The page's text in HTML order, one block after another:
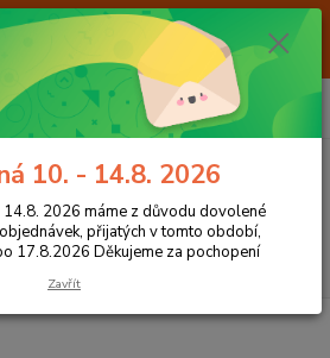
z důvodu dovolené ZAVŘENO. Expedice
období, proběhne v týdnu po 17.8.2026
za pochopení
CZK
Hledat
za0,00 Kč
10. - 14.8. 2026
2026 máme z důvodu dovolené
přijatých v tomto období,
17.8.2026 Děkujeme za pochopení
Zavřít